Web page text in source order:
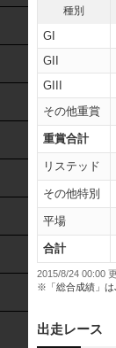
種別
GI
GII
GIII
その他重賞
重賞合計
リステッド
その他特別
平場
合計
2015/8/24 00:00
※「総合成績」は
出走レース